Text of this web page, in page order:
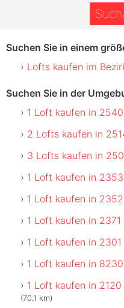
Suchen Sie in einem
Lofts kaufen im
Suchen Sie in der
1 Loft kaufen in
2 Lofts kaufen in
3 Lofts kaufen in
1 Loft kaufen in
1 Loft kaufen in
1 Loft kaufen in
1 Loft kaufen in
1 Loft kaufen in
1 Loft kaufen in
(70.1 km)